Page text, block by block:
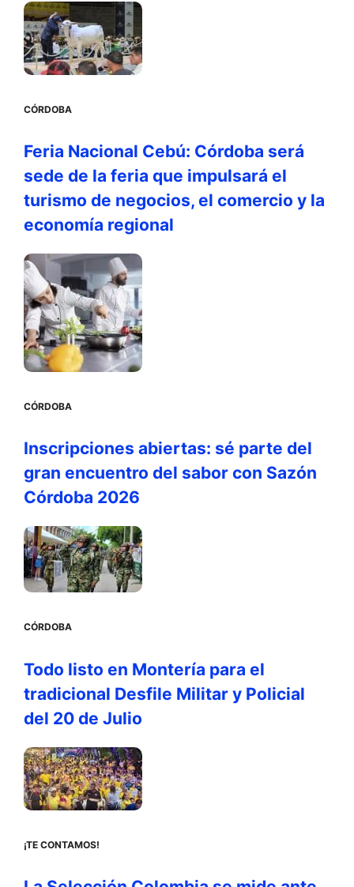
CÓRDOBA
Feria Nacional Cebú: Córdoba será
sede de la feria que impulsará el
turismo de negocios, el comercio y la
economía regional
CÓRDOBA
Inscripciones abiertas: sé parte del
gran encuentro del sabor con Sazón
Córdoba 2026
CÓRDOBA
Todo listo en Montería para el
tradicional Desfile Militar y Policial
del 20 de Julio
¡TE CONTAMOS!